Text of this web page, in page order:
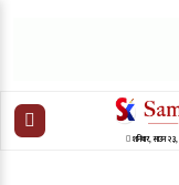
शनिबार,साउन २३,